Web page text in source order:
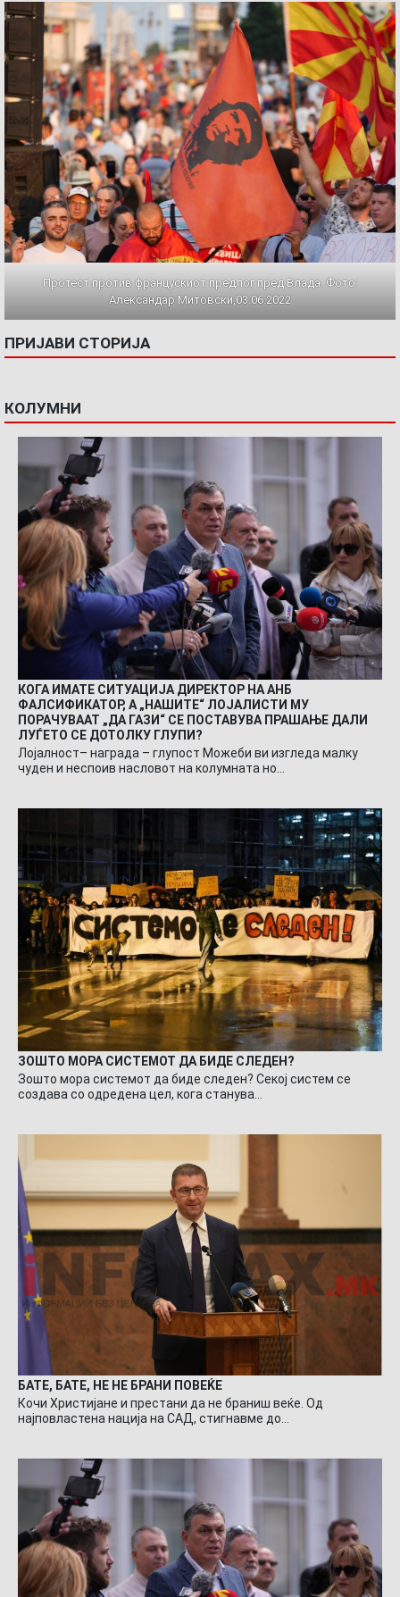
Протест против францускиот предлог пред Влада. Фото:
Александар Митовски,03.06.2022
ПРИЈАВИ СТОРИЈА
КОЛУМНИ
КОГА ИМАТЕ СИТУАЦИЈА ДИРЕКТОР НА АНБ
ФАЛСИФИКАТОР, А „НАШИТЕ“ ЛОЈАЛИСТИ МУ
ПОРАЧУВААТ „ДА ГАЗИ“ СЕ ПОСТАВУВА ПРАШАЊЕ ДАЛИ
ЛУЃЕТО СЕ ДОТОЛКУ ГЛУПИ?
Лојалност– награда – глупост Можеби ви изгледа малку
чуден и неспоив насловот на колумната но…
ЗОШТО МОРА СИСТЕМОТ ДА БИДЕ СЛЕДЕН?
Зошто мора системот да биде следен? Секој систем се
создава со одредена цел, кога станува…
БАТЕ, БАТЕ, НЕ НЕ БРАНИ ПОВЕЌЕ
Кочи Христијане и престани да не браниш веќе. Од
најповластена нација на САД, стигнавме до…